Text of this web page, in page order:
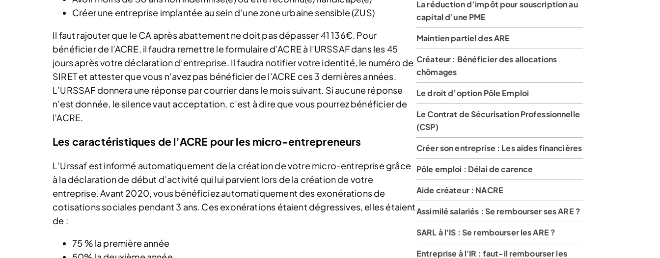
Créer une entreprise implantée au sein d’une zone urbaine sensible (ZUS)
Il faut rajouter que le CA après abattement ne doit pas dépasser 41 136€. Pour
bénéficier de l’ACRE, il faudra remettre le formulaire d’ACRE à l’URSSAF dans les 45
jours après votre déclaration d’entreprise. Il faudra notifier votre identité, le numéro de
SIRET et attester que vous n’avez pas bénéficier de l’ACRE ces 3 dernières années.
L’URSSAF donnera une réponse par courrier dans le mois suivant. Si aucune réponse
n’est donnée, le silence vaut acceptation, c’est à dire que vous pourrez bénéficier de
l’ACRE.
Les caractéristiques de l’ACRE pour les micro-entrepreneurs
L’Urssaf est informé automatiquement de la création de votre micro-entreprise grâce
à la déclaration de début d’activité qui lui parvient lors de la création de votre
entreprise. Avant 2020, vous bénéficiez automatiquement des exonérations de
cotisations sociales pendant 3 ans. Ces exonérations étaient dégressives, elles étaient
de :
75 % la première année
La réduction d’impôt pour souscription au
capital d’une PME
Maintien partiel des ARE
Créateur : Bénéficier des allocations
chômages
Le droit d’option Pôle Emploi
Le Contrat de Sécurisation Professionnelle
(CSP)
Créer son entreprise : Les aides financières
Pôle emploi : Délai de carence
Aide créateur : NACRE
Assimilé salariés : Se rembourser ses ARE ?
SARL à l'IS : Se rembourser les ARE ?
Entreprise à l'IR : faut-il rembourser les